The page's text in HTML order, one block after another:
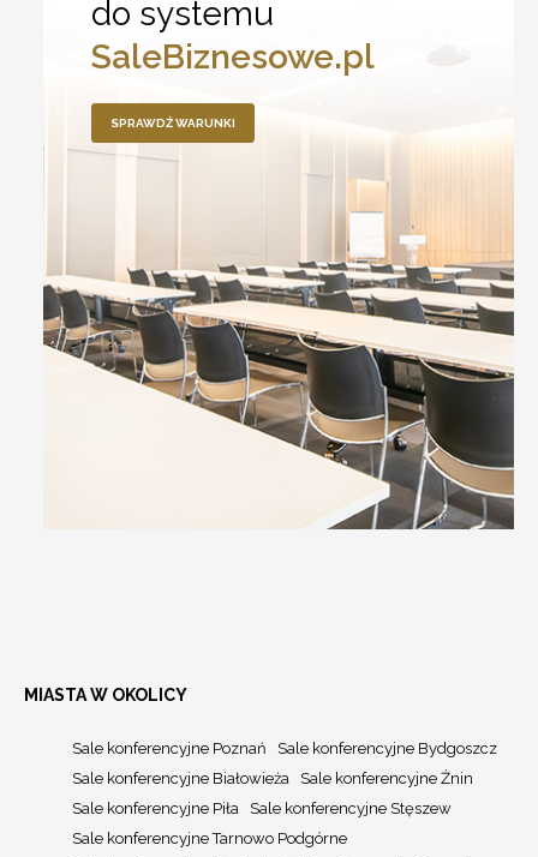
do systemu
SaleBiznesowe.pl
SPRAWDŹ WARUNKI
MIASTA W OKOLICY
Sale konferencyjne Poznań
Sale konferencyjne Bydgoszcz
Sale konferencyjne Białowieża
Sale konferencyjne Żnin
Sale konferencyjne Piła
Sale konferencyjne Stęszew
Sale konferencyjne Tarnowo Podgórne